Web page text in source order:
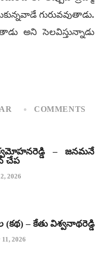
గురువవుతాడు.
అని సెలవిస్తున్నాడు
COMMENTS
– జనమనే
చేప
2026
(కథ) – కేతు విశ్వనాథరెడ్డి
2026